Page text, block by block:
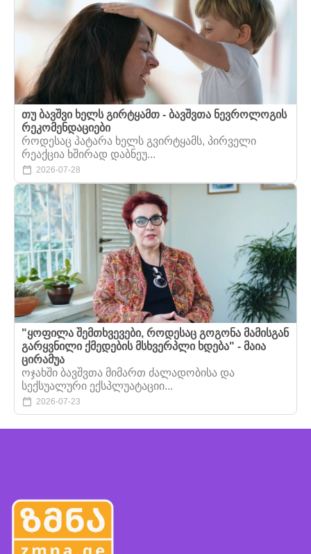
თუ ბავშვი ხელს გირტყამთ - ბავშვთა ნევროლოგის
რეკომენდაციები
როდესაც პატარა ხელს გვირტყამს, პირველი
რეაქცია ხშირად დაბნეუ...
2026-07-28
"ყოფილა შემთხვევები, როდესაც გოგონა მამისგან
გარყვნილი ქმედების მსხვერპლი ხდება" - მაია
ცირამუა
ოჯახში ბავშვთა მიმართ ძალადობისა და
სექსუალური ექსპლუატაციი...
2026-07-23